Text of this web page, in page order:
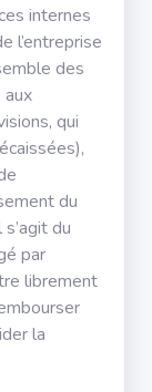
internes
l’entreprise
des
aux
qui
du
du
par
librement
la